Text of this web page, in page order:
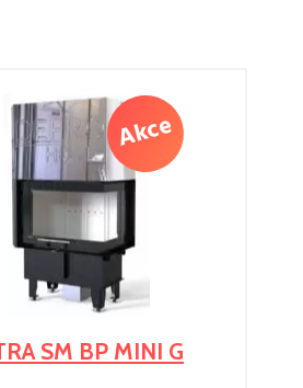
SM BP MINI G